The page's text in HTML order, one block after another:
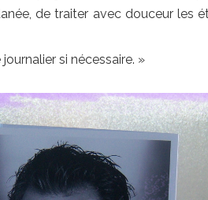
de traiter avec douceur les
si nécessaire. »